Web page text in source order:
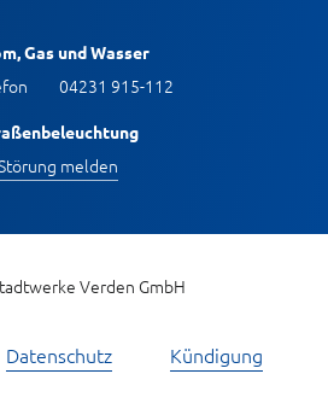
Gas und Wasser
04231 915-112
melden
Verden GmbH
Datenschutz Kündigung